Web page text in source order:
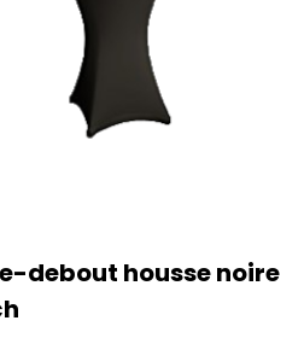
debout housse noire